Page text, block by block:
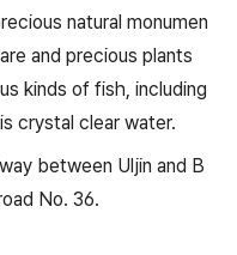
natural monumen
and precious plants
kinds of fish, including
crystal clear water.
between Uljin and B
No. 36.